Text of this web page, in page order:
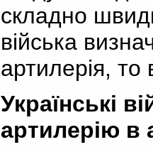
складно
війська
артилерія,
Українські
артилерію в